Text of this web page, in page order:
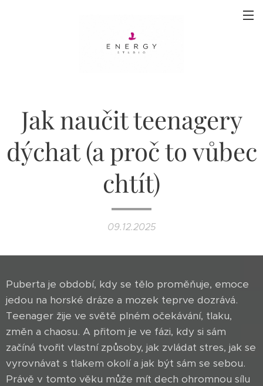
Jak naučit teenagery
dýchat (a proč to vůbec
chtít)
09.12.2025
Puberta je období, kdy se tělo proměňuje, emoce
jedou na horské dráze a mozek teprve dozrává.
Teenager žije ve světě plném očekávání, tlaku,
změn a chaosu. A přitom je ve fázi, kdy si sám
začíná tvořit vlastní způsoby, jak zvládat stres, jak se
vyrovnávat s tlakem okolí a jak být sám se sebou.
Právě v tomto věku může mít dech ohromnou sílu